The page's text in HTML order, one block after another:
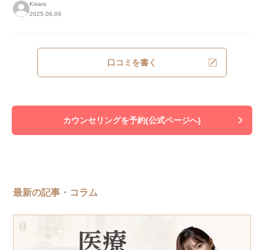
Kisara
2025.06.09
口コミを書く
カウンセリングを予約(公式ページへ)
最新の記事・コラム